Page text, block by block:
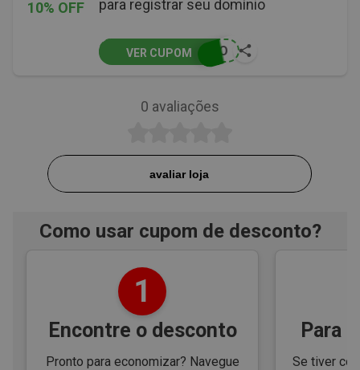
10% OFF
para registrar seu domínio
NIO
VER CUPOM
0 avaliações
avaliar loja
Como usar cupom de desconto?
1
Encontre o desconto
Pronto para economizar? Navegue
Para
Se tiver